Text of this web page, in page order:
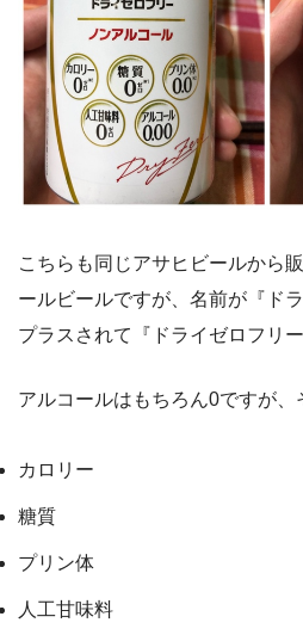
こちらも同じアサヒビールから
ールビールですが、名前が『ド
プラスされて『ドライゼロフリー
アルコールはもちろん0ですが、
カロリー
糖質
プリン体
人工甘味料